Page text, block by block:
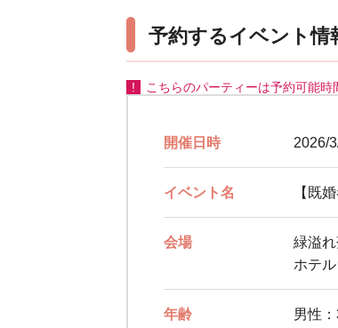
予約するイベント情
こちらのパーティーは予約可能時
開催日時 2026/
イベント名 【既
会場
緑溢
ホテ
年齢
男性